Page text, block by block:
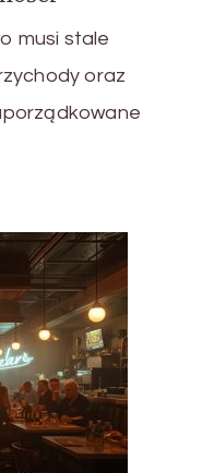
musi stale
oraz